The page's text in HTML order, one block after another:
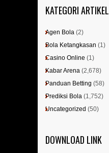
KATEGORI ARTIKEL
Agen Bola (2)
Bola Ketangkasan (1)
Casino Online (1)
Kabar Arena (2,678)
Panduan Betting (58)
Prediksi Bola (1,752)
Uncategorized (50)
DOWNLOAD LINK